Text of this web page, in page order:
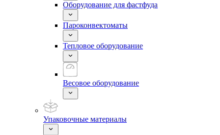
Оборудование для фастфуда
Пароконвектоматы
Тепловое оборудование
Весовое оборудование
Упаковочные материалы